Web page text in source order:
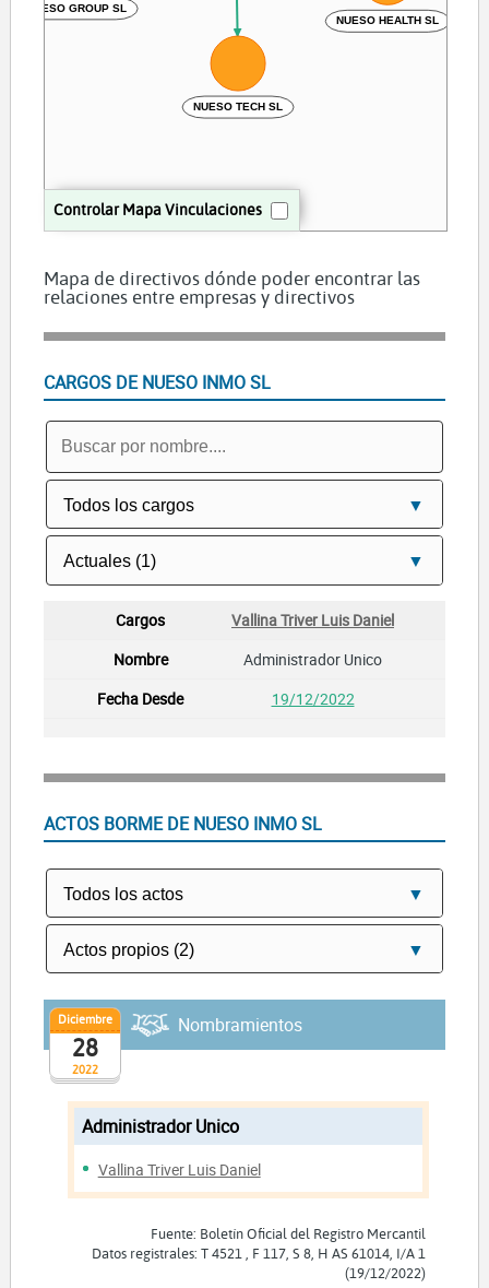
Controlar Mapa Vinculaciones
NUESO TECH SL
NUESO GROUP SL
NUESO HEALTH SL
Mapa de directivos dónde poder encontrar las
relaciones entre empresas y directivos
CARGOS DE NUESO INMO SL
Vallina Triver Luis Daniel
Administrador Unico
19/12/2022
ACTOS BORME DE NUESO INMO SL
2022
Diciembre
28
Nombramientos
Administrador Unico
Vallina Triver Luis Daniel
Fuente: Boletín Oficial del Registro Mercantil
Datos registrales: T 4521 , F 117, S 8, H AS 61014, I/A 1
(19/12/2022)